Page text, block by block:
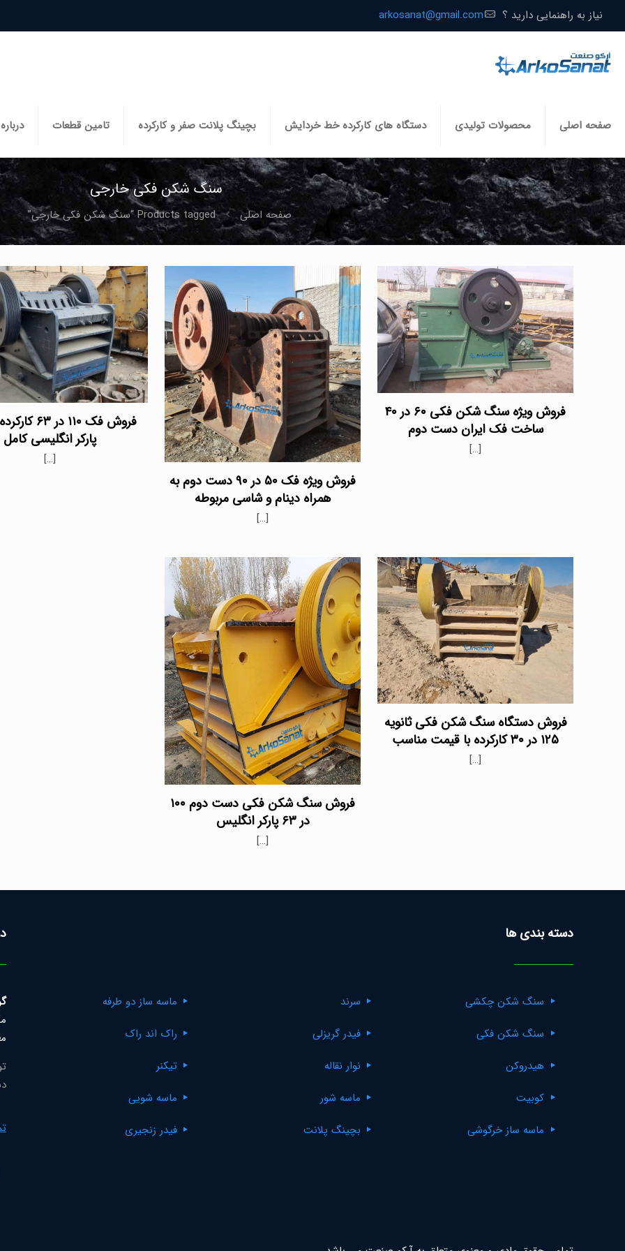
نیاز به راهنمایی دارید ؟ arkosanat@gmail.com
صفحه اصلی محصولات تولیدی دستگاه های کارکرده خط خردایش بچینگ پلانت صفر و کارکرده تامین قطعات
سنگ شکن فکی خارجی
صفحه اصلی Products tagged “سنگ شکن فکی خارجی”
فروش ویژه سنگ شکن فکی ۶۰ در ۴۰
ساخت فک ایران دست دوم
[…]
فروش ویژه فک ۵۰ در ۹۰ دست دوم به
همراه دینام و شاسی مربوطه
[…]
فروش فک ۱۱۰
پارکر انگلیسی کامل
[…]
فروش دستگاه سنگ شکن فکی ثانویه
۱۲۵ در ۳۰ کارکرده با قیمت مناسب
[…]
فروش سنگ شکن فکی دست دوم ۱۰۰
در ۶۳ پارکر انگلیس
[…]
دسته بندی ها
سنگ شکن چکشی
سنگ شکن فکی
هیدروکن
کوبیت
ماسه ساز خرگوشی
سرند
فیدر گریزلی
نوار نقاله
ماسه شور
بچینگ پلانت
ماسه ساز دو طرفه
راک اند راک
تیکنر
ماسه شویی
فیدر زنجیری